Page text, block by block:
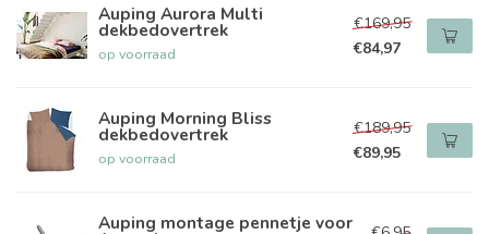
Auping Aurora Multi
dekbedovertrek
op voorraad
€169,95
€84,97
Auping Morning Bliss
dekbedovertrek
op voorraad
€189,95
€89,95
Auping montage pennetje voor